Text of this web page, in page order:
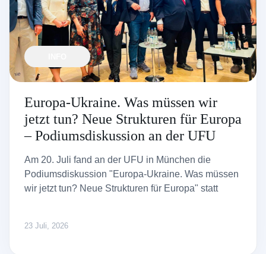
Europa-Ukraine. Was müssen wir
jetzt tun? Neue Strukturen für Europa
– Podiumsdiskussion an der UFU
Am 20. Juli fand an der UFU in München die
Podiumsdiskussion "Europa-Ukraine. Was müssen
wir jetzt tun? Neue Strukturen für Europa" statt
23 Juli, 2026